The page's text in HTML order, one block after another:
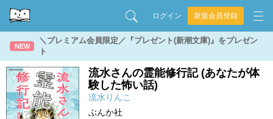
ログイン 新規会員登録
NEW
＼プレミアム会員限定／『プレゼント(新潮文庫)』をプレゼン
ト
流水さんの霊能修行記 (あなたが体
験した怖い話)
流水りんこ
ぶんか社